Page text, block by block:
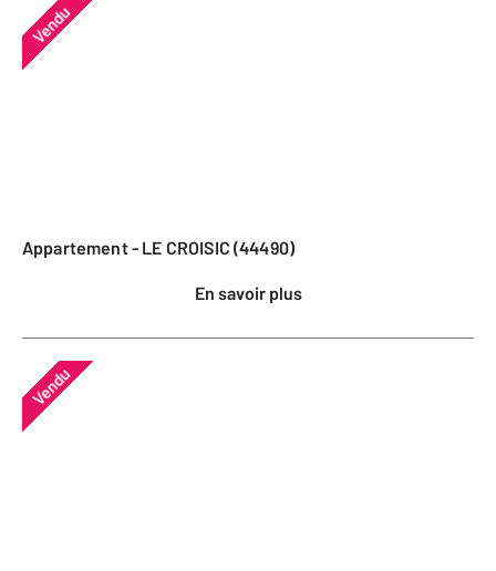
Vendu
Appartement - LE CROISIC (44490)
En savoir plus
Vendu